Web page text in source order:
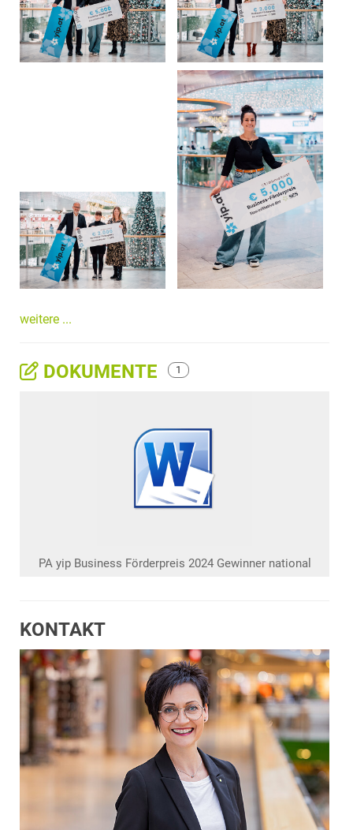
weitere ...
DOKUMENTE 1
PA yip Business Förderpreis 2024 Gewinner national
KONTAKT